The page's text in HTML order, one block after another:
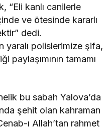
“Eli kanlı canilerle
ve ötesinde kararlı
dedi.
yaralı polislerimize şifa,
paylaşımının tamamı
bu sabah Yalova’da
şehit olan kahraman
ı Allah’tan rahmet